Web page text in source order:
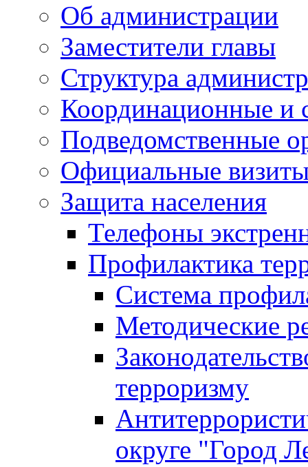
Об администрации
Заместители главы
Структура
Координационные и
Подведомственные
Официальные
Защита населения
Телефоны
Профилактика
Система
Методические
терроризму
округе "Город